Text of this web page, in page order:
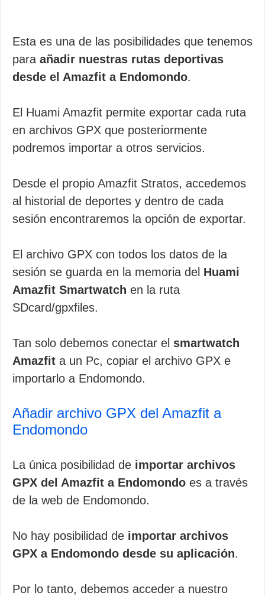
Esta es una de las posibilidades que tenemos
para añadir nuestras rutas deportivas
desde el Amazfit a Endomondo.
El Huami Amazfit permite exportar cada ruta
en archivos GPX que posteriormente
podremos importar a otros servicios.
Desde el propio Amazfit Stratos, accedemos
al historial de deportes y dentro de cada
sesión encontraremos la opción de exportar.
El archivo GPX con todos los datos de la
sesión se guarda en la memoria del Huami
Amazfit Smartwatch en la ruta
SDcard/gpxfiles.
Tan solo debemos conectar el smartwatch
Amazfit a un Pc, copiar el archivo GPX e
importarlo a Endomondo.
Añadir archivo GPX del Amazfit a
Endomondo
La única posibilidad de importar archivos
GPX del Amazfit a Endomondo es a través
de la web de Endomondo.
No hay posibilidad de importar archivos
GPX a Endomondo desde su aplicación.
Por lo tanto, debemos acceder a nuestro